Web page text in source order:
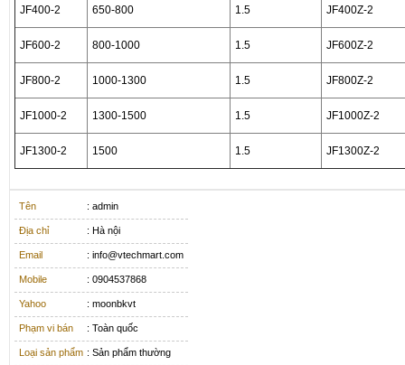
JF400-2 650-800 1.5 JF400Z-2
JF600-2 800-1000 1.5 JF600Z-2
JF800-2 1000-1300 1.5 JF800Z-2
JF1000-2 1300-1500 1.5 JF1000Z-2
JF1300-2 1500 1.5 JF1300Z-2
Tên : admin
Địa chỉ : Hà nội
Email : info@vtechmart.com
Mobile : 0904537868
Yahoo : moonbkvt
Phạm vi bán : Toàn quốc
Loại sản phẩm : Sản phẩm thường